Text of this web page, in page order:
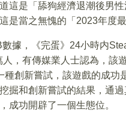
這是「舔狗經濟退潮後男
是當之無愧的「2023年度最
據，《完蛋》24小時内
人，有傳媒業人士認為，該
種創新嘗試，該遊戲的成功
掘和創新嘗試的結果，通
成功開辟了一個生態位。